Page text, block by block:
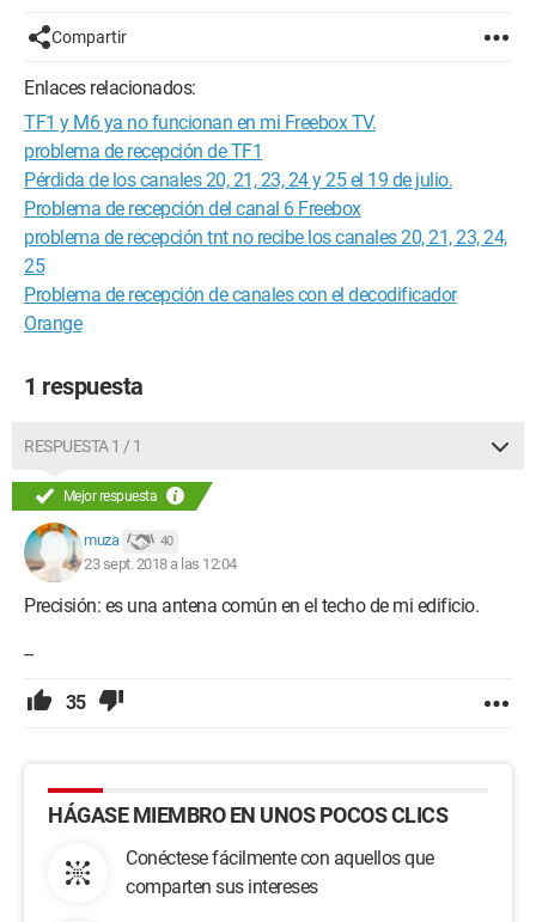
Compartir
Enlaces relacionados:
TF1 y M6 ya no funcionan en mi Freebox TV.
problema de recepción de TF1
Pérdida de los canales 20, 21, 23, 24 y 25 el 19 de julio.
Problema de recepción del canal 6 Freebox
problema de recepción tnt no recibe los canales 20, 21, 23, 24,
25
Problema de recepción de canales con el decodificador
Orange
1 respuesta
RESPUESTA 1 / 1
Mejor respuesta
muza 40
23 sept. 2018 a las 12:04
Precisión: es una antena común en el techo de mi edificio.
--
35
HÁGASE MIEMBRO EN UNOS POCOS CLICS
Conéctese fácilmente con aquellos que
comparten sus intereses